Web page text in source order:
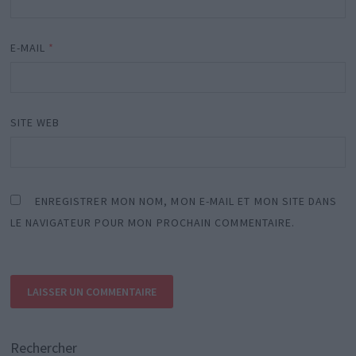
E-MAIL *
SITE WEB
ENREGISTRER MON NOM, MON E-MAIL ET MON SITE DANS
LE NAVIGATEUR POUR MON PROCHAIN COMMENTAIRE.
Rechercher